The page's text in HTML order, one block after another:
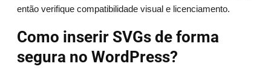
então verifique compatibilidade visual e licenciamento.
Como inserir SVGs de forma
segura no WordPress?